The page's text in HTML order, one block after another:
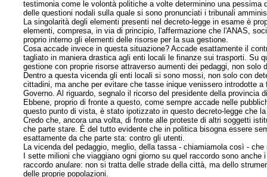
testimonia come le volontà politiche a volte determinino una
delle questioni nodali sulla quale si sono pronunciati i tribunali
La singolarità degli elementi presenti nel decreto-legge in esame è
elementi, compresa, in via di principio, l'affermazione che l'ANAS,
proprio interno gli elementi delle risorse per la sua gestione.
Cosa accade invece in questa situazione? Accade esattamente il
tagliato in maniera drastica agli enti locali le finanze sui trasporti. Su
gestione con proprie risorse attraverso aumenti dei pedaggi, non
Dentro a questa vicenda gli enti locali si sono mossi, non solo con
cittadini, ma anche per evitare che tasse inique venissero introdotte
Governo. Al riguardo, segnalo il ricorso del presidente della provincia
Ebbene, proprio di fronte a questo, come sempre accade nelle
questo punto di vista, è stato ipotizzato in questo decreto-legge che
Credo che, ancora una volta, di fronte alle proteste di altri soggetti
che parte stare. È del tutto evidente che in politica bisogna essere
esattamente da che parte sta: contro gli utenti.
La vicenda del pedaggio, meglio, della tassa - chiamiamola così -
I sette milioni che viaggiano ogni giorno su quel raccordo sono
raccordo anulare: non si tratta delle strade della città, ma dello
delle proprie popolazioni.